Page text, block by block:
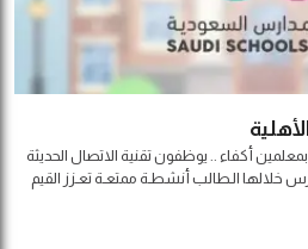
أكفاء .. يوظفون تقنية الاتصال الحديثة
خلالها الـطالب أنشطـة ممتعـة تعـزز القيم
شخـصـيته المتـكاملة بمـشاركة مجـتـمـعـيـة